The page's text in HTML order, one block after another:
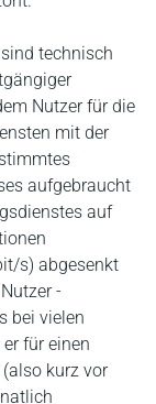
technisch
Nutzer für die
mit der
aufgebraucht
auf
s) abgesenkt
-
bei vielen
für einen
kurz vor